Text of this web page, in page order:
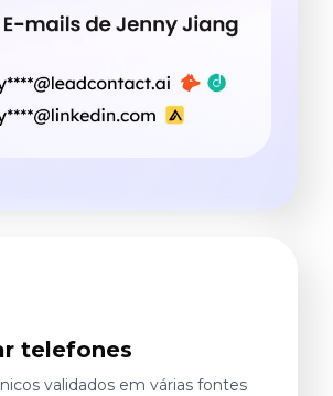
telefones
validados em várias fontes